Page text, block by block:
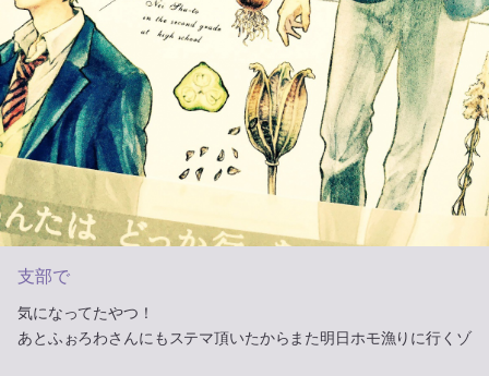
支部で
気になってたやつ！
あとふぉろわさんにもステマ頂いたからまた明日ホモ漁りに行くゾ